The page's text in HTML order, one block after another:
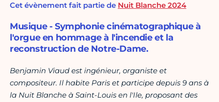
Cet évènement fait partie de Nuit Blanche 2024
Musique - Symphonie cinématographique à
l'orgue en hommage à l'incendie et la
reconstruction de Notre-Dame.
Benjamin Viaud est ingénieur, organiste et
compositeur. Il habite Paris et participe depuis 9 ans à
la Nuit Blanche à Saint-Louis en l'Ile, proposant des